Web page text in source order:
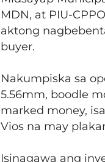
MDN, at PIU-
aktong
buyer.
Nakumpiska sa
5.56mm, boodle
marked money,
Vios na may
Isinagawa ang